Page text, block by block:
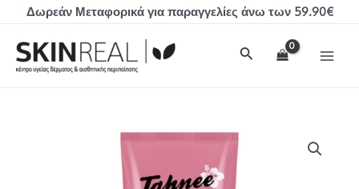
Μετάβαση
περιεχόμενο
Δωρεάν Μεταφορικά για παραγγελίες άνω των 59.90€
Αναζήτηση